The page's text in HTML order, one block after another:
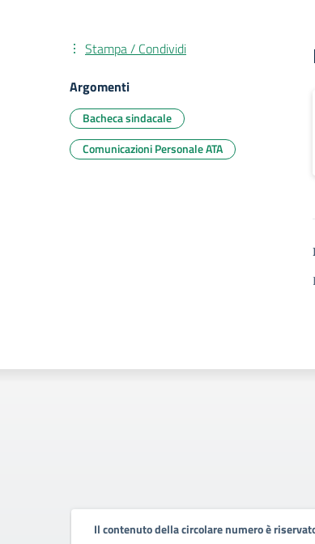
Stampa / Condividi
Argomenti
Bacheca sindacale
Comunicazioni Personale ATA
Il contenuto della circolare numero è